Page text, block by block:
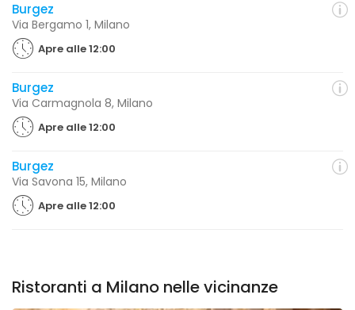
Burgez
Via Bergamo 1, Milano
Apre alle 12:00
Burgez
Via Carmagnola 8, Milano
Apre alle 12:00
Burgez
Via Savona 15, Milano
Apre alle 12:00
Ristoranti a Milano nelle vicinanze